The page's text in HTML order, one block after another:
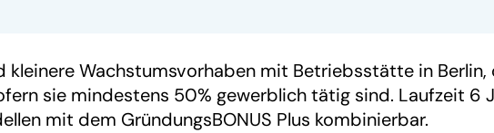
Wachstumsvorhaben mit Betriebsstätte in Berlin,
sie mindestens 50% gewerblich tätig sind. Laufzeit 6
mit dem GründungsBONUS Plus kombinierbar.